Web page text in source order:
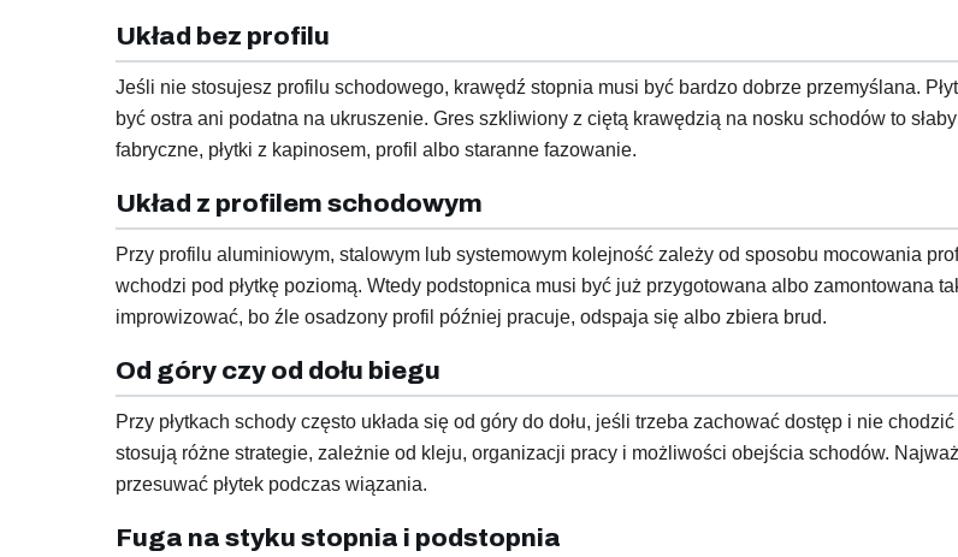
Układ bez profilu
Jeśli nie stosujesz profilu schodowego, krawędź stopnia musi być bardzo dobrze przemyślana.
być ostra ani podatna na ukruszenie. Gres szkliwiony z ciętą krawędzią na nosku schodów to
fabryczne, płytki z kapinosem, profil albo staranne fazowanie.
Układ z profilem schodowym
Przy profilu aluminiowym, stalowym lub systemowym kolejność zależy od sposobu mocowania
wchodzi pod płytkę poziomą. Wtedy podstopnica musi być już przygotowana albo zamontowana
improwizować, bo źle osadzony profil później pracuje, odspaja się albo zbiera brud.
Od góry czy od dołu biegu
Przy płytkach schody często układa się od góry do dołu, jeśli trzeba zachować dostęp i nie
stosują różne strategie, zależnie od kleju, organizacji pracy i możliwości obejścia schodów.
przesuwać płytek podczas wiązania.
Fuga na styku stopnia i podstopnia